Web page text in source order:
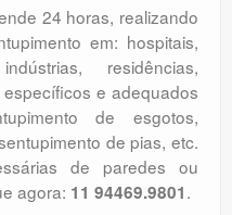
24 horas, realizando
em: hospitais,
residências,
e adequados
de esgotos,
de pias, etc.
de paredes ou
agora: 11 94469.9801.